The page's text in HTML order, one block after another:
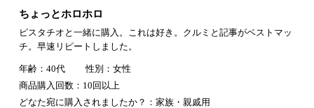
ちょっとホロホロ
ピスタチオと一緒に購入。これは好き。クルミと記事がベストマッ
チ。早速リピートしました。
年齢：40代
性別：女性
商品購入回数：10回以上
どなた宛に購入されましたか？：家族・親戚用